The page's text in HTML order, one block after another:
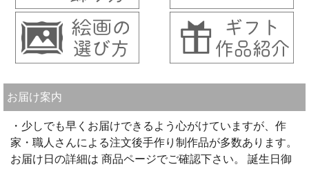
お届け案内
・少しでも早くお届けできるよう心がけていますが、作
家・職人さんによる注文後手作り制作品が多数あります。
お届け日の詳細は 商品ページでご確認下さい。 誕生日御